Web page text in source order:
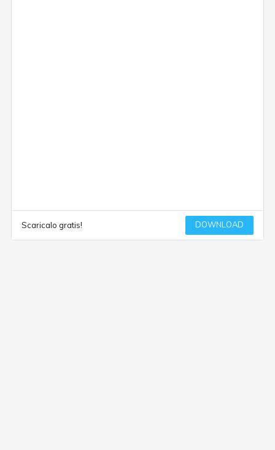
Scaricalo gratis! DOWNLOAD